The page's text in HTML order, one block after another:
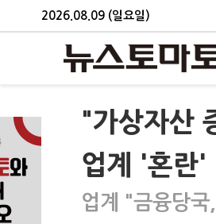
2026.08.09 (일요일)
"가상자산
업계 '혼란'
업계 "금융당